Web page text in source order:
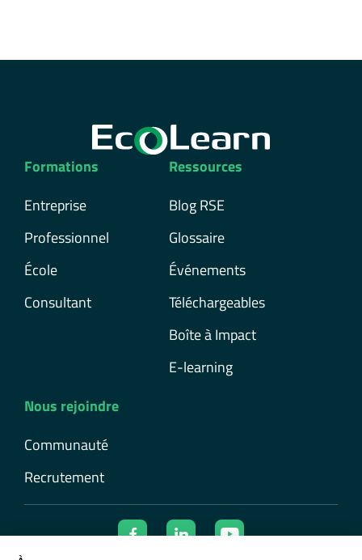
Formations
Entreprise
Professionnel
École
Consultant
Ressources
Blog RSE
Glossaire
Événements
Téléchargeables
Boîte à Impact
E-learning
Nous rejoindre
Communauté
Recrutement